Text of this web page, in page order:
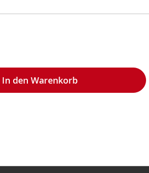
In den Warenkorb